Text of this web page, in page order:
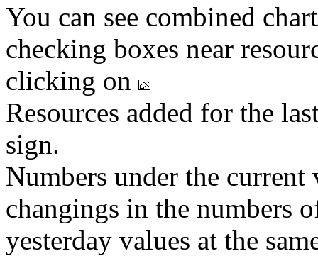
You can see combined
checking boxes near
clicking on
Resources added for the
sign.
Numbers under the
changings in the numbers
yesterday values at the